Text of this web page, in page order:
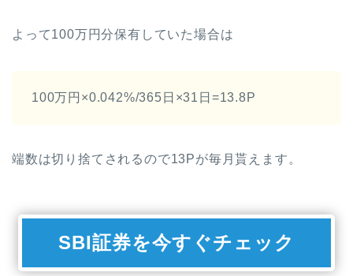
よって100万円分保有していた場合は
100万円×0.042%/365日×31日=13.8P
端数は切り捨てされるので13Pが毎月貰えます。
SBI証券を今すぐチェック